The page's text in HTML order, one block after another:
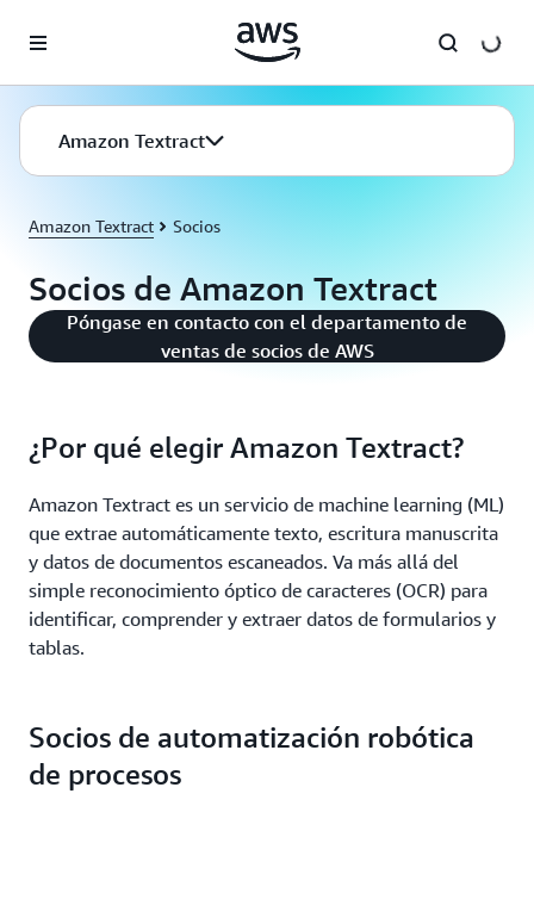
Amazon Textract
Amazon Textract Socios
Socios de Amazon Textract
Póngase en contacto con el departamento de
ventas de socios de AWS
¿Por qué elegir Amazon Textract?
Amazon Textract es un servicio de machine learning (ML)
que extrae automáticamente texto, escritura manuscrita
y datos de documentos escaneados. Va más allá del
simple reconocimiento óptico de caracteres (OCR) para
identificar, comprender y extraer datos de formularios y
tablas.
Socios de automatización robótica
de procesos